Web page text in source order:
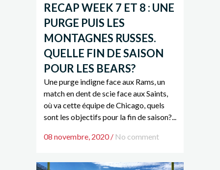
RECAP WEEK 7 ET 8 : UNE
PURGE PUIS LES
MONTAGNES RUSSES.
QUELLE FIN DE SAISON
POUR LES BEARS?
Une purge indigne face aux Rams, un
match en dent de scie face aux Saints,
où va cette équipe de Chicago, quels
sont les objectifs pour la fin de saison?...
08 novembre, 2020/ No comment